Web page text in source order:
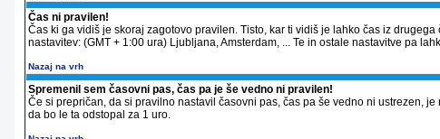
Čas ni pravilen!
Čas ki ga vidiš je skoraj zagotovo pravilen. Tisto, kar ti vidiš je lahko čas iz
nastavitev: (GMT + 1:00 ura) Ljubljana, Amsterdam, ... Te in ostale nastavitve pa
Nazaj na vrh
Spremenil sem časovni pas, čas pa je še vedno ni pravilen!
Če si prepričan, da si pravilno nastavil časovni pas, čas pa še vedno ni ustrezen,
da bo le ta odstopal za 1 uro.